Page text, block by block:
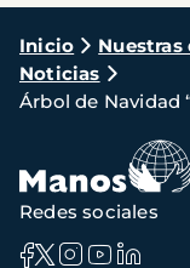
Ruta
de
Inicio Nuestras
Noticias
Árbol de Navidad
Redes sociales